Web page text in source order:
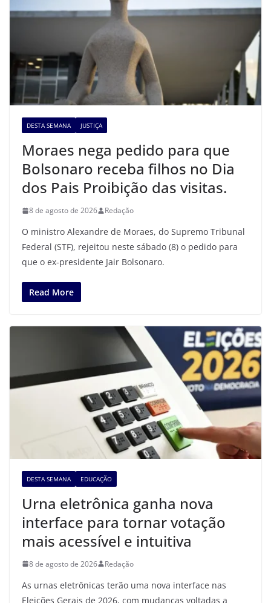
DESTA SEMANA JUSTIÇA
Moraes nega pedido para que
Bolsonaro receba filhos no Dia
dos Pais Proibição das visitas.
8 de agosto de 2026 Redação
O ministro Alexandre de Moraes, do Supremo Tribunal
Federal (STF), rejeitou neste sábado (8) o pedido para
que o ex-presidente Jair Bolsonaro.
Read More
DESTA SEMANA EDUCAÇÃO
Urna eletrônica ganha nova
interface para tornar votação
mais acessível e intuitiva
8 de agosto de 2026 Redação
As urnas eletrônicas terão uma nova interface nas
Eleições Gerais de 2026, com mudanças voltadas a